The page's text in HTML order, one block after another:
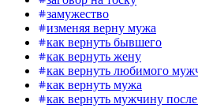
замужество
изменяя верну мужа
как вернуть бывшего
как вернуть жену
как вернуть любимого
как вернуть мужа
как вернуть мужчину после